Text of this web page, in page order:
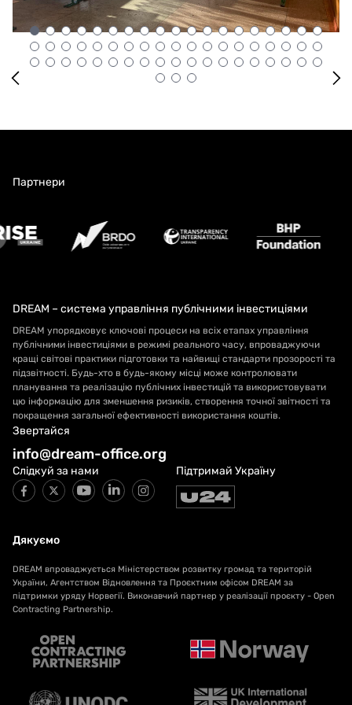
Партнери
DREAM – система управління публічними інвестиціями
DREAM упорядковує ключові процеси на всіх етапах управління
публічними інвестиціями в режимі реального часу, впроваджуючи
кращі світові практики підготовки та найвищі стандарти прозорості та
підзвітності. Будь-хто в будь-якому місці може контролювати
планування та реалізацію публічних інвестицій та використовувати
цю інформацію для зменшення ризиків, створення точної звітності та
покращення загальної ефективності використання коштів.
Звертайся
info@dream-office.org
Слідкуй за нами Підтримай Україну
Дякуємо
DREAM впроваджується Міністерством розвитку громад та територій
України, Агентством Відновлення та Проєктним офісом DREAM за
підтримки уряду Норвегії. Виконавчий партнер у реалізації проєкту - Open
Contracting Partnership.